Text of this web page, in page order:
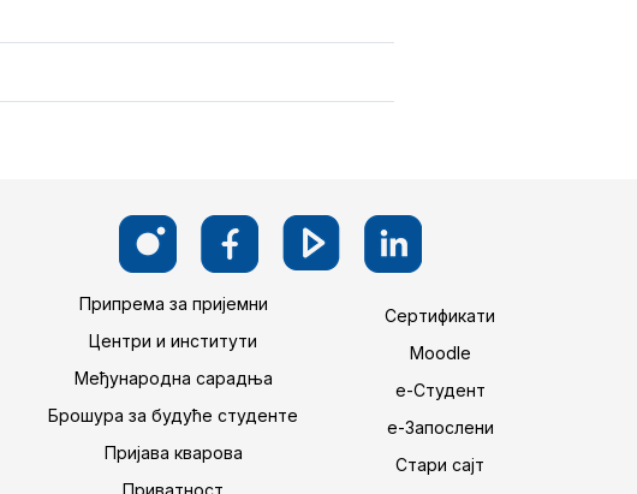
Припрема за пријемни
Центри и институти
Међународна сарадња
Брошура за будуће студенте
Пријава кварова
Приватност
Сертификати
Moodle
е-Студент
е-Запослени
Стари сајт